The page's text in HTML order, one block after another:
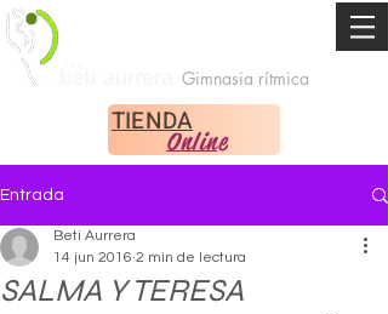
Gimnasia rítmica
Online
TIENDA
Entrada
SALMA Y TERESA
Beti Aurrera
14 jun 2016 2 min de lectura